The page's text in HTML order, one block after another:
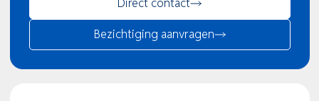
Direct contact
Bezichtiging aanvragen